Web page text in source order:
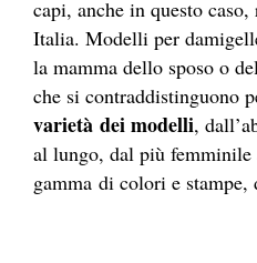
capi, anche in questo
Italia. Modelli per
la mamma dello sposo o
che si contraddistinguono
varietà dei modelli,
al lungo, dal più
gamma di colori e